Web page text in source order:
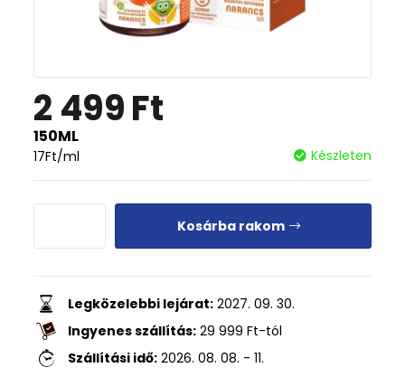
2 499Ft
150ML
17Ft/ml Készleten
Kosárba rakom
Legközelebbi lejárat: 2027. 09. 30.
Ingyenes szállítás: 29 999 Ft-tól
Szállítási idő: 2026. 08. 08. - 11.